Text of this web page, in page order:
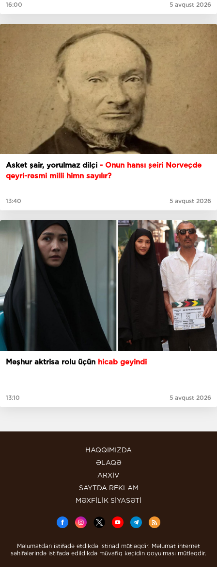
16:00 5 avqust 2026
Asket şair, yorulmaz dilçi - Onun hansı şeiri Norveçdə
qeyri-rəsmi milli himn sayılır?
13:40 5 avqust 2026
Məşhur aktrisa rolu üçün hicab geyindi
13:10 5 avqust 2026
HAQQIMIZDA
ƏLAQƏ
ARXİV
SAYTDA REKLAM
MƏXFİLİK SİYASƏTİ
Məlumatdan istifadə etdikdə istinad mütləqdir. Məlumat internet
səhifələrində istifadə edildikdə müvafiq keçidin qoyulması mütləqdir.